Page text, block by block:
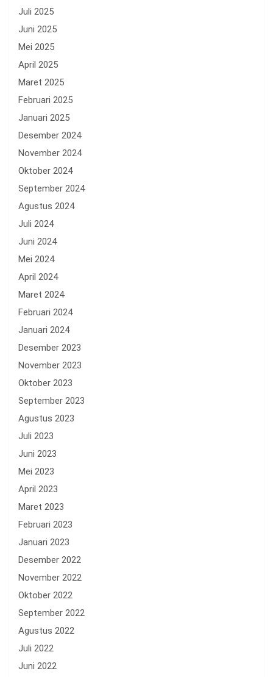
Juli 2025
Juni 2025
Mei 2025
April 2025
Maret 2025
Februari 2025
Januari 2025
Desember 2024
November 2024
Oktober 2024
September 2024
Agustus 2024
Juli 2024
Juni 2024
Mei 2024
April 2024
Maret 2024
Februari 2024
Januari 2024
Desember 2023
November 2023
Oktober 2023
September 2023
Agustus 2023
Juli 2023
Juni 2023
Mei 2023
April 2023
Maret 2023
Februari 2023
Januari 2023
Desember 2022
November 2022
Oktober 2022
September 2022
Agustus 2022
Juli 2022
Juni 2022